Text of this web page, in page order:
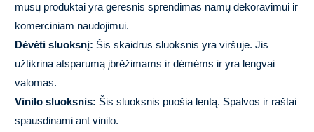
mūsų produktai yra geresnis sprendimas namų dekoravimui ir
komerciniam naudojimui.
Dėvėti sluoksnį: Šis skaidrus sluoksnis yra viršuje. Jis
užtikrina atsparumą įbrėžimams ir dėmėms ir yra lengvai
valomas.
Vinilo sluoksnis: Šis sluoksnis puošia lentą. Spalvos ir raštai
spausdinami ant vinilo.